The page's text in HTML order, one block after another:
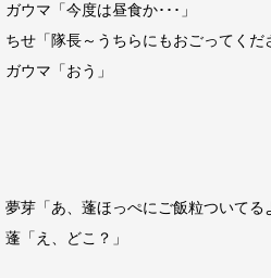
ガウマ「今度は昼食か･･･」
ちせ「隊長～うちらにもおごってくだ
ガウマ「おう」
夢芽「あ、蓬ほっぺにご飯粒ついてる
蓬「え、どこ？」